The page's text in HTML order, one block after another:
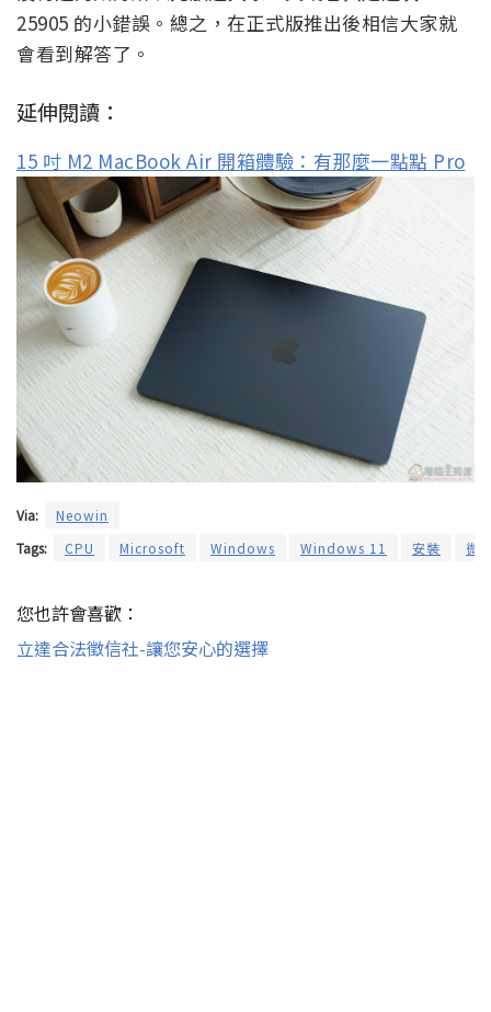
25905 的小錯誤。總之，在正式版推出後相信大家就
會看到解答了。
延伸閱讀：
15 吋 M2 MacBook Air 開箱體驗：有那麼一點點 Pro
Via:
Neowin
Tags:
CPU Microsoft Windows Windows 11 安裝 微
您也許會喜歡：
立達合法徵信社-讓您安心的選擇